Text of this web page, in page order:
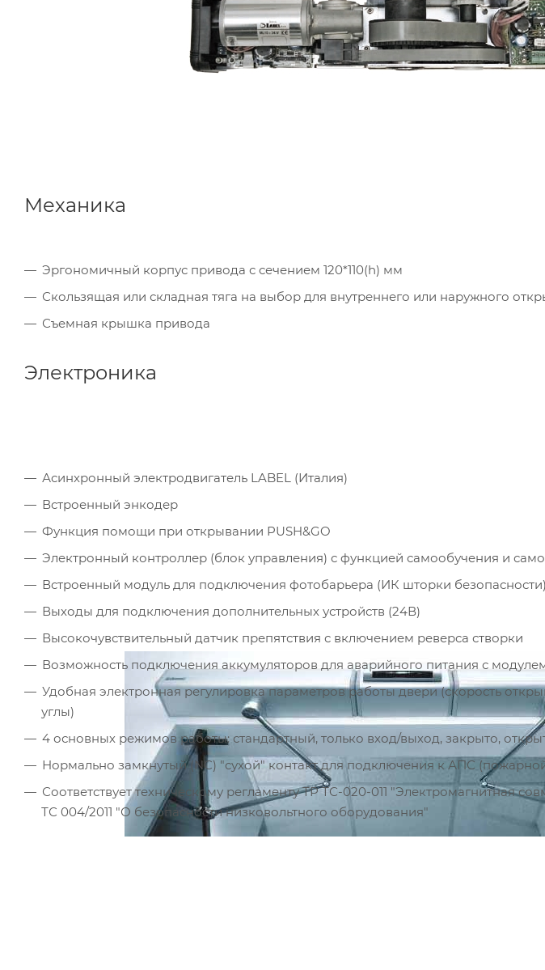
Механика
Эргономичный корпус привода с сечением 120*110(h) мм
Скользящая или складная тяга на выбор для внутреннего или наружного
Съемная крышка привода
Электроника
Асинхронный электродвигатель LABEL (Италия)
Встроенный энкодер
Функция помощи при открывании PUSH&GO
Электронный контроллер (блок управления) с функцией самообучения и
Встроенный модуль для подключения фотобарьера (ИК шторки безопасности)
Выходы для подключения дополнительных устройств (24В)
Высокочувствительный датчик препятствия с включением реверса створки
Возможность подключения аккумуляторов для аварийного питания с
Удобная электронная регулировка параметров работы двери (скорость
углы)
4 основных режимов работы: стандартный, только вход/выход, закрыто,
Нормально замкнутый (NC) "сухой" контакт для подключения к АПС
Соответствует техническому регламенту ТР ТС-020-011 "Электромагнитная
ТС 004/2011 "О безопасности низковольтного оборудования"